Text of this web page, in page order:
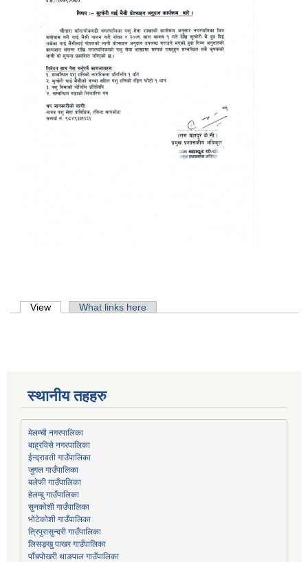
Primary tabs
View (active tab)What links here
स्थानीय तहहरु
मेलम्ची नगरपालिका
बाह्रविसे नगरपालिका
ईन्द्रावती गाउँपालिका
जुगल गाउँपालिका
बलेफी गाउँपालिका
हेलम्बु गाउँपालिका
सुनकोशी गाउँपालिका
भोटेकोशी गाउँपालिका
त्रिपुरासुन्दरी गाउँपालिका
लिसङ्खु पाखर गाउँपालिका
पाँचपोखरी थाङपाल गाउँपालिका